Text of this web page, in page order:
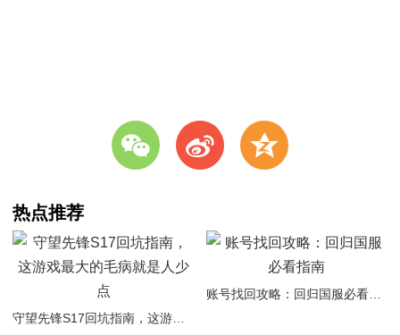
w t z
热点推荐